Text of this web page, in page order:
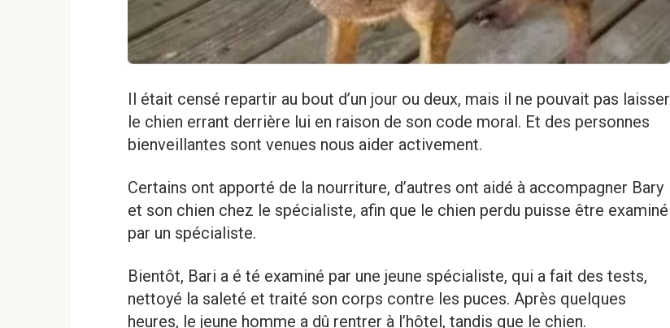
Il était censé repartir au bout d’un jour ou deux, mais il ne pouvait pas laisser
le chien errant derrière lui en raison de son code moral. Et des personnes
bienveillantes sont venues nous aider activement.
Certains ont apporté de la nourriture, d’autres ont aidé à accompagner Bary
et son chien chez le spécialiste, afin que le chien perdu puisse être examiné
par un spécialiste.
Bientôt, Bari a é té examiné par une jeune spécialiste, qui a fait des tests,
nettoyé la saleté et traité son corps contre les puces. Après quelques
heures, le jeune homme a dû rentrer à l’hôtel, tandis que le chien.